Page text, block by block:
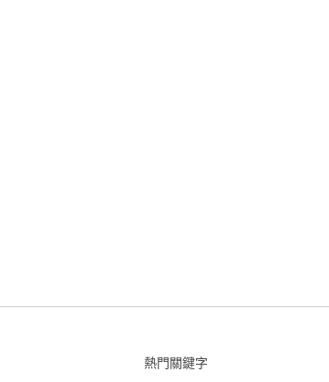
熱門關鍵字